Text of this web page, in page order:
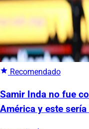
Recomendado
Samir Inda no fue
América y este